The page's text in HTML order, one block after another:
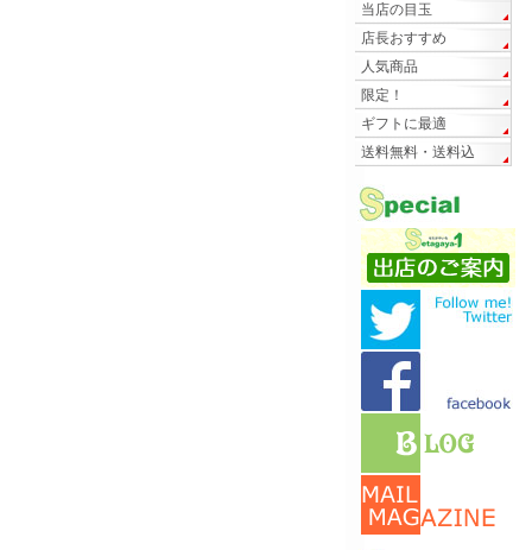
当店の目玉
店長おすすめ
人気商品
限定！
ギフトに最適
送料無料・送料込